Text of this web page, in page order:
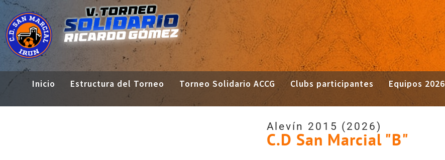
Inicio Estructura del Torneo Torneo Solidario ACCG Clubs participantes Equipos 2026
Alevín 2015 (2026)
C.D San Marcial "B"